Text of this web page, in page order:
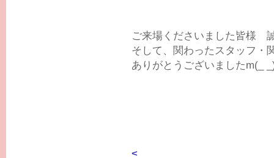
ご来場くださいました皆様
そして、関わったスタッフ
ありがとうございましたm(_
<